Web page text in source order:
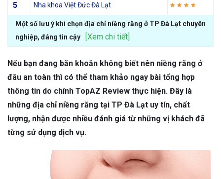
5 Nha khoa Việt Đức Đà Lạt
Một số lưu ý khi chọn địa chỉ niềng răng ở TP Đà Lạt chuyên
nghiệp, đáng tin cậy
[Xem chi tiết]
Nếu bạn đang băn khoăn không biết nên niềng răng ở
đâu an toàn thì có thể tham khảo ngay bài tổng hợp
thông tin do chính TopAZ Review thực hiện. Đây là
những địa chỉ niềng răng tại TP Đà Lạt uy tín, chất
lượng, nhận được nhiều đánh giá từ những vị khách đã
từng sử dụng dịch vụ.